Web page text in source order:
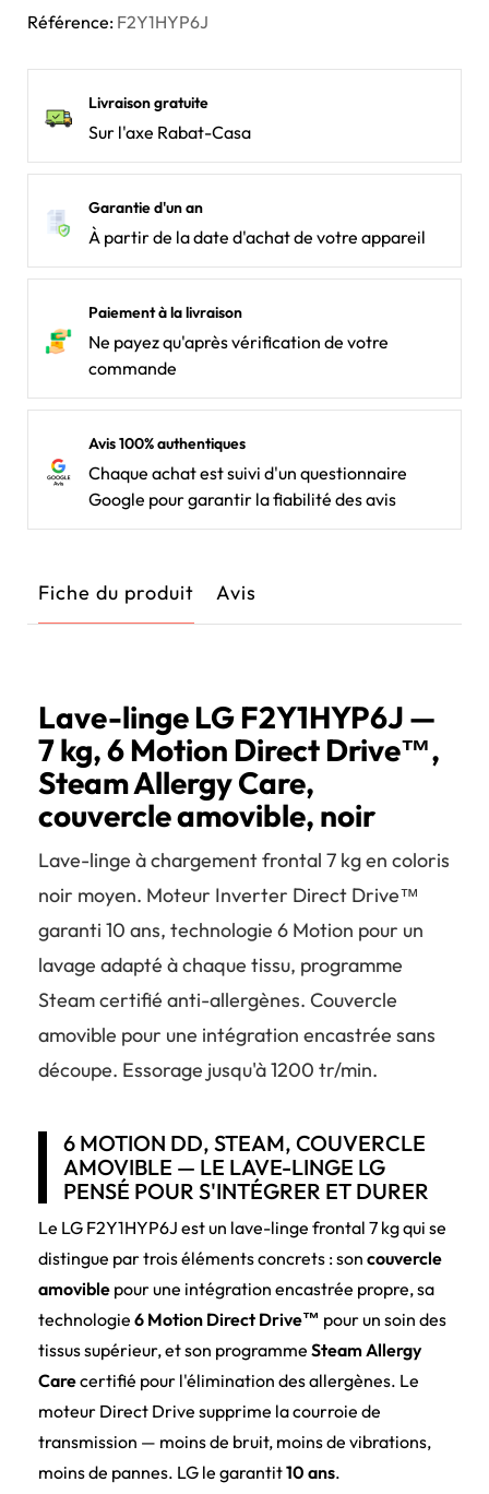
Référence: F2Y1HYP6J
Livraison gratuite
Sur l'axe Rabat-Casa
Garantie d'un an
À partir de la date d'achat de votre appareil
Paiement à la livraison
Ne payez qu'après vérification de votre
commande
Avis 100% authentiques
Chaque achat est suivi d'un questionnaire
Google pour garantir la fiabilité des avis
Fiche du produit Avis
Lave-linge LG F2Y1HYP6J —
7 kg, 6 Motion Direct Drive™,
Steam Allergy Care,
couvercle amovible, noir
Lave-linge à chargement frontal 7 kg en coloris
noir moyen. Moteur Inverter Direct Drive™
garanti 10 ans, technologie 6 Motion pour un
lavage adapté à chaque tissu, programme
Steam certifié anti-allergènes. Couvercle
amovible pour une intégration encastrée sans
découpe. Essorage jusqu'à 1200 tr/min.
6 MOTION DD, STEAM, COUVERCLE
AMOVIBLE — LE LAVE-LINGE LG
PENSÉ POUR S'INTÉGRER ET DURER
Le LG F2Y1HYP6J est un lave-linge frontal 7 kg qui se
distingue par trois éléments concrets : son couvercle
amovible pour une intégration encastrée propre, sa
technologie 6 Motion Direct Drive™ pour un soin des
tissus supérieur, et son programme Steam Allergy
Carecertifié pour l'élimination des allergènes. Le
moteur Direct Drive supprime la courroie de
transmission — moins de bruit, moins de vibrations,
moins de pannes. LG le garantit10 ans.